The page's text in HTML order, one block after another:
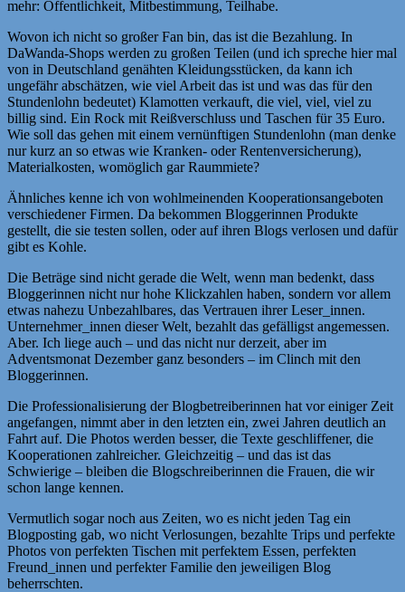
mehr: Öffentlichkeit, Mitbestimmung, Teilhabe.
Wovon ich nicht so großer Fan bin, das ist die Bezahlung. In
DaWanda-Shops werden zu großen Teilen (und ich spreche hier mal
von in Deutschland genähten Kleidungsstücken, da kann ich
ungefähr abschätzen, wie viel Arbeit das ist und was das für den
Stundenlohn bedeutet) Klamotten verkauft, die viel, viel, viel zu
billig sind. Ein Rock mit Reißverschluss und Taschen für 35 Euro.
Wie soll das gehen mit einem vernünftigen Stundenlohn (man denke
nur kurz an so etwas wie Kranken- oder Rentenversicherung),
Materialkosten, womöglich gar Raummiete?
Ähnliches kenne ich von wohlmeinenden Kooperationsangeboten
verschiedener Firmen. Da bekommen Bloggerinnen Produkte
gestellt, die sie testen sollen, oder auf ihren Blogs verlosen und dafür
gibt es Kohle.
Die Beträge sind nicht gerade die Welt, wenn man bedenkt, dass
Bloggerinnen nicht nur hohe Klickzahlen haben, sondern vor allem
etwas nahezu Unbezahlbares, das Vertrauen ihrer Leser_innen.
Unternehmer_innen dieser Welt, bezahlt das gefälligst angemessen.
Aber. Ich liege auch – und das nicht nur derzeit, aber im
Adventsmonat Dezember ganz besonders – im Clinch mit den
Bloggerinnen.
Die Professionalisierung der Blogbetreiberinnen hat vor einiger Zeit
angefangen, nimmt aber in den letzten ein, zwei Jahren deutlich an
Fahrt auf. Die Photos werden besser, die Texte geschliffener, die
Kooperationen zahlreicher. Gleichzeitig – und das ist das
Schwierige – bleiben die Blogschreiberinnen die Frauen, die wir
schon lange kennen.
Vermutlich sogar noch aus Zeiten, wo es nicht jeden Tag ein
Blogposting gab, wo nicht Verlosungen, bezahlte Trips und perfekte
Photos von perfekten Tischen mit perfektem Essen, perfekten
Freund_innen und perfekter Familie den jeweiligen Blog
beherrschten.